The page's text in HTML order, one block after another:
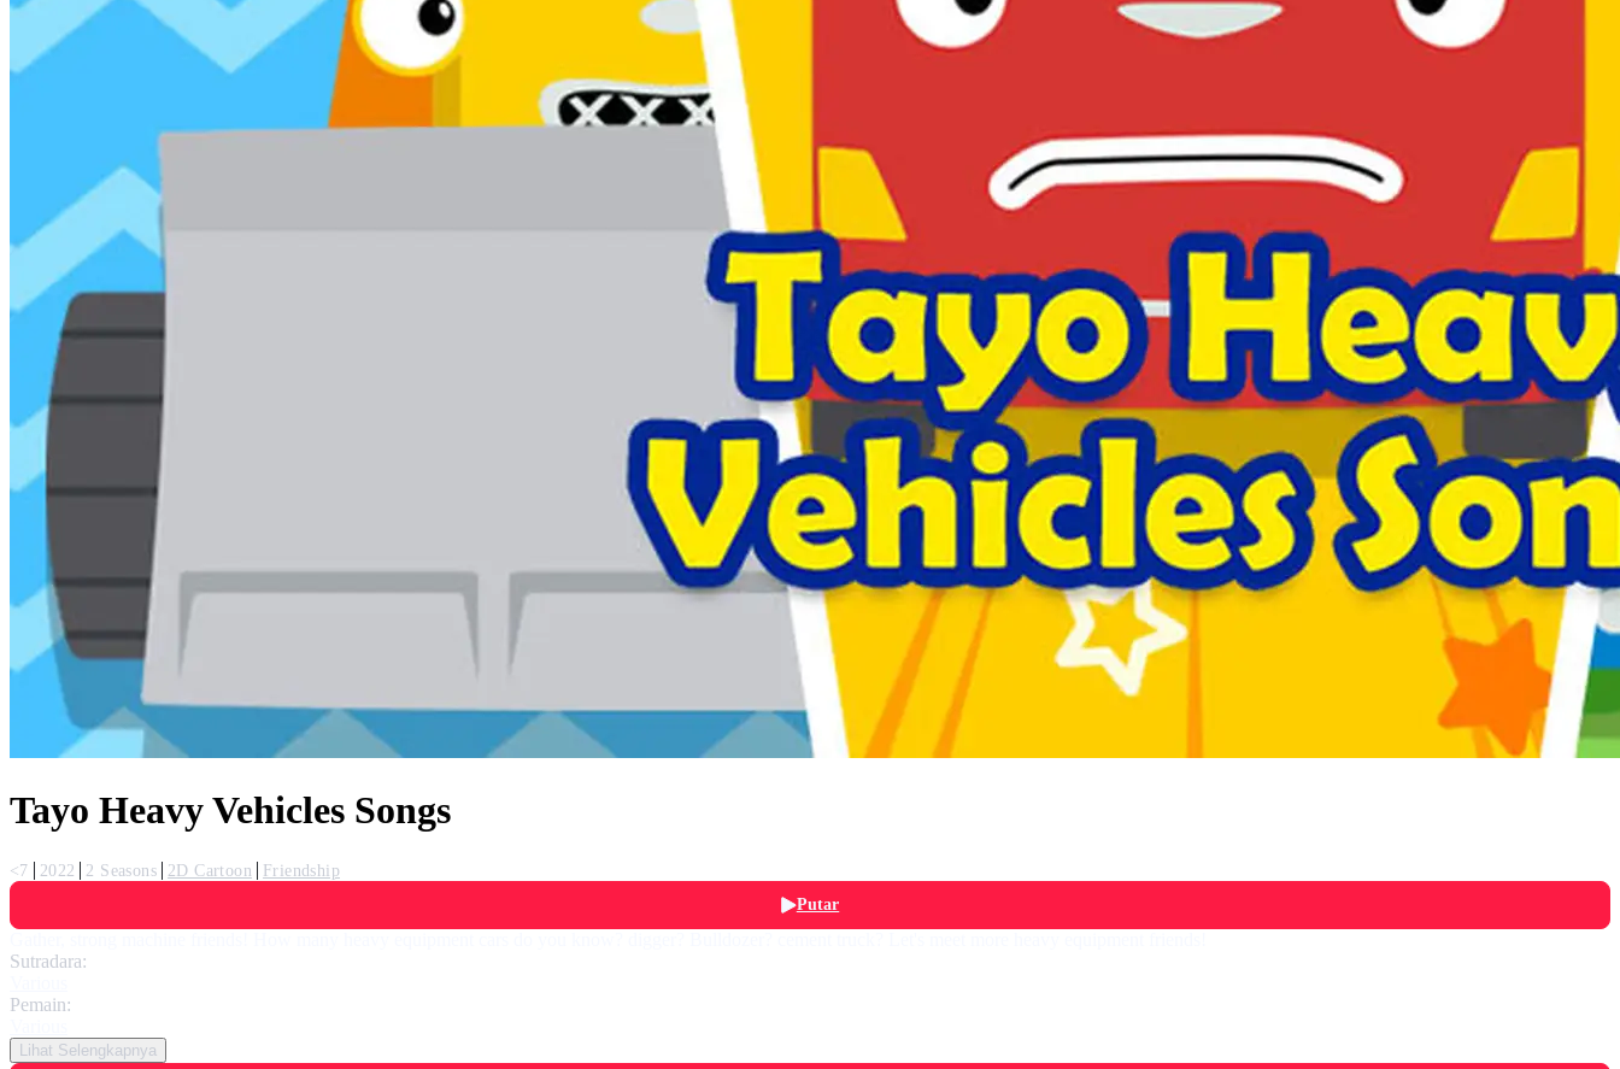
Tayo Heavy Vehicles Songs
<7 2022 2 Seasons 2D Cartoon
Friendship
Putar
Sutradara:
Pemain:
Lihat Selengkapnya